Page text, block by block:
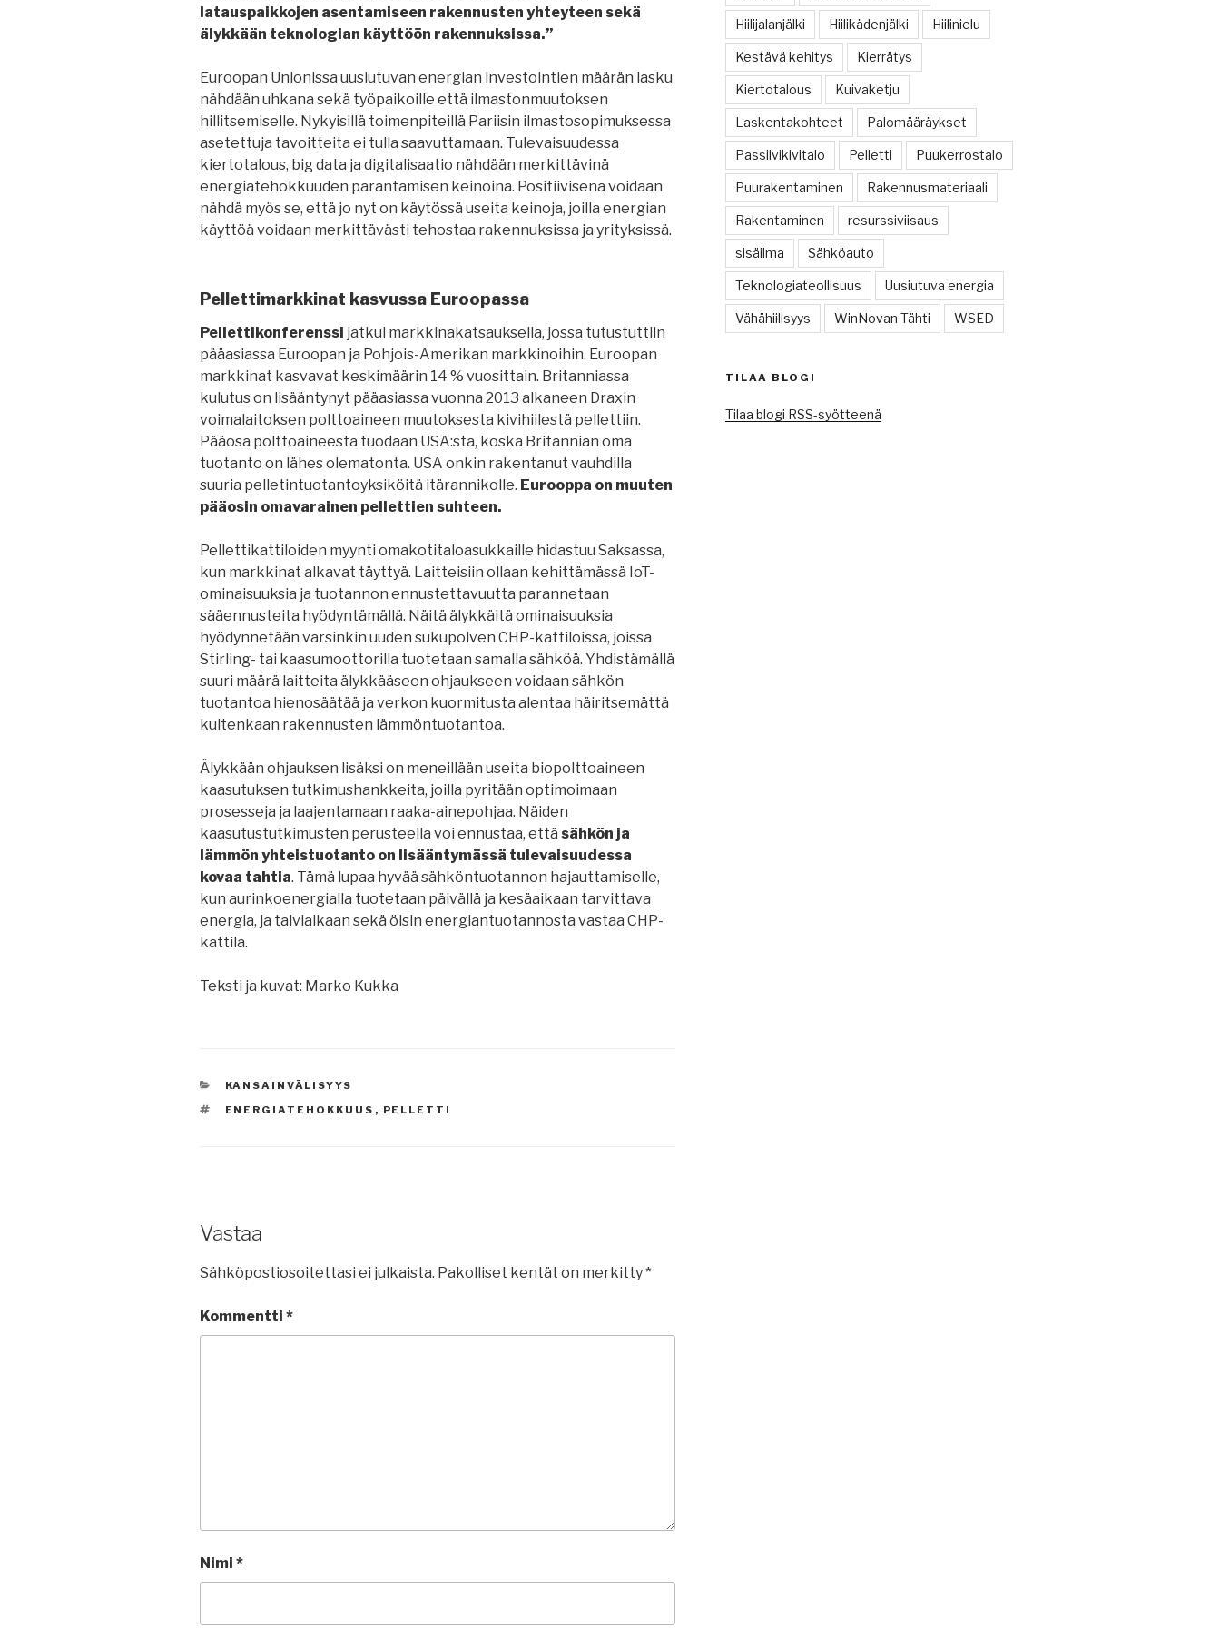
latauspaikkojen asentamiseen rakennusten yhteyteen sekä
älykkään teknologian käyttöön rakennuksissa.”
Euroopan Unionissa uusiutuvan energian investointien määrän lasku
nähdään uhkana sekä työpaikoille että ilmastonmuutoksen
hillitsemiselle. Nykyisillä toimenpiteillä Pariisin ilmastosopimuksessa
asetettuja tavoitteita ei tulla saavuttamaan. Tulevaisuudessa
kiertotalous, big data ja digitalisaatio nähdään merkittävinä
energiatehokkuuden parantamisen keinoina. Positiivisena voidaan
nähdä myös se, että jo nyt on käytössä useita keinoja, joilla energian
käyttöä voidaan merkittävästi tehostaa rakennuksissa ja yrityksissä.
Pellettimarkkinat kasvussa Euroopassa
Pellettikonferenssi jatkui markkinakatsauksella, jossa tutustuttiin
pääasiassa Euroopan ja Pohjois-Amerikan markkinoihin. Euroopan
markkinat kasvavat keskimäärin 14 % vuosittain. Britanniassa
kulutus on lisääntynyt pääasiassa vuonna 2013 alkaneen Draxin
voimalaitoksen polttoaineen muutoksesta kivihiilestä pellettiin.
Pääosa polttoaineesta tuodaan USA:sta, koska Britannian oma
tuotanto on lähes olematonta. USA onkin rakentanut vauhdilla
suuria pelletintuotantoyksiköitä itärannikolle. Eurooppa on muuten
pääosin omavarainen pellettien suhteen.
Pellettikattiloiden myynti omakotitaloasukkaille hidastuu Saksassa,
kun markkinat alkavat täyttyä. Laitteisiin ollaan kehittämässä IoT-
ominaisuuksia ja tuotannon ennustettavuutta parannetaan
sääennusteita hyödyntämällä. Näitä älykkäitä ominaisuuksia
hyödynnetään varsinkin uuden sukupolven CHP-kattiloissa, joissa
Stirling- tai kaasumoottorilla tuotetaan samalla sähköä. Yhdistämällä
suuri määrä laitteita älykkääseen ohjaukseen voidaan sähkön
tuotantoa hienosäätää ja verkon kuormitusta alentaa häiritsemättä
kuitenkaan rakennusten lämmöntuotantoa.
Älykkään ohjauksen lisäksi on meneillään useita biopolttoaineen
kaasutuksen tutkimushankkeita, joilla pyritään optimoimaan
prosesseja ja laajentamaan raaka-ainepohjaa. Näiden
kaasutustutkimusten perusteella voi ennustaa, että sähkön ja
lämmön yhteistuotanto on lisääntymässä tulevaisuudessa
kovaa tahtia. Tämä lupaa hyvää sähköntuotannon hajauttamiselle,
kun aurinkoenergialla tuotetaan päivällä ja kesäaikaan tarvittava
energia, ja talviaikaan sekä öisin energiantuotannosta vastaa CHP-
kattila.
Teksti ja kuvat: Marko Kukka
KATEGORIAT
KANSAINVÄLISYYS
AVAINSANAT
ENERGIATEHOKKUUS , PELLETTI
Vastaa
Sähköpostiosoitettasi ei julkaista. Pakolliset kentät on merkitty*
Kommentti *
Nimi *
Hiilijalanjälki Hiilikädenjälki Hiilinielu
Kestävä kehitys Kierrätys
Kiertotalous Kuivaketju
Laskentakohteet Palomääräykset
Passiivikivitalo Pelletti Puukerrostalo
Puurakentaminen Rakennusmateriaali
Rakentaminen resurssiviisaus
sisäilma Sähköauto
Teknologiateollisuus Uusiutuva energia
Vähähiilisyys WinNovan Tähti WSED
TILAA BLOGI
Tilaa blogi RSS-syötteenä